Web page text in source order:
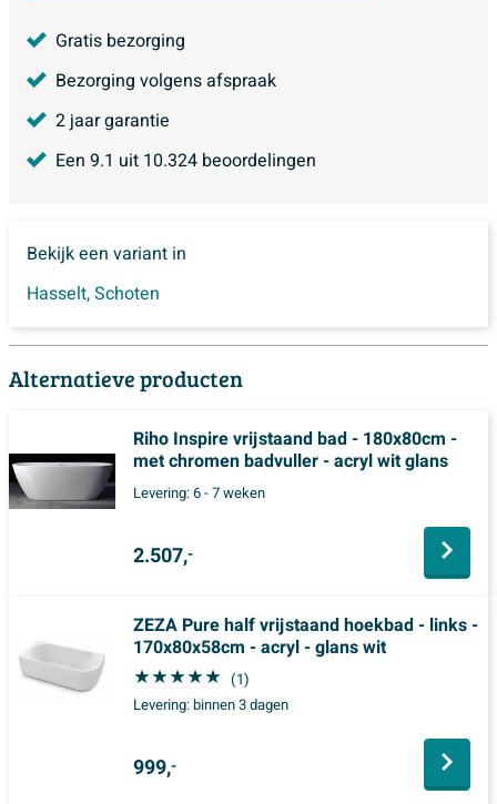
Gratis bezorging
Bezorging volgens afspraak
2 jaar garantie
Een 9.1 uit 10.324 beoordelingen
Bekijk een variant in
Hasselt,Schoten
Alternatieve producten
Riho Inspire vrijstaand bad - 180x80cm -
met chromen badvuller - acryl wit glans
Levering:6 - 7 weken
2.507,-
ZEZA Pure half vrijstaand hoekbad - links -
170x80x58cm - acryl - glans wit
(1)
Levering:binnen 3 dagen
999,-